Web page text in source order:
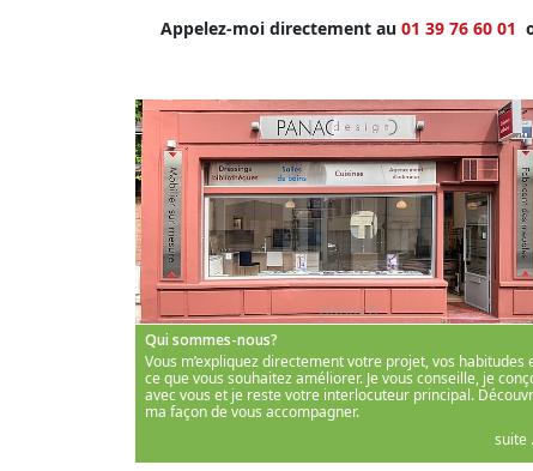
Appelez-moi directement au 01 39 76 60 01
Qui sommes-nous?
Vous m’expliquez directement votre projet, vos habitudes
ce que vous souhaitez améliorer. Je vous conseille, je
avec vous et je reste votre interlocuteur principal.
ma façon de vous accompagner.
suite